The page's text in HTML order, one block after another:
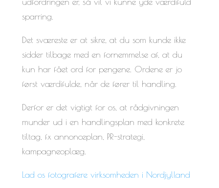
sparring.
Det sværeste er at sikre, at du som kunde ikke
sidder tilbage med en fornemmelse af, at du
kun har fået ord for pengene. Ordene er jo
først værdifulde, når de fører til handling.
Derfor er det vigtigt for os, at rådgivningen
munder ud i en handlingsplan med konkrete
tiltag, fx annonceplan, PR-strategi,
kampagneoplæg.
Lad os fotografere virksomheden i Nordjylland